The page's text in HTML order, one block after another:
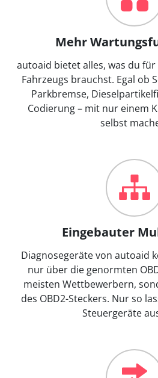
Mehr
autoaid bietet alles, was du
Fahrzeugs brauchst. Egal ob
Parkbremse,
Codierung – mit nur einem
selbst
Eingebauter
Diagnosegeräte von autoaid
nur über die genormten
meisten Wettbewerbern,
des OBD2-Steckers. Nur so
Steuergeräte